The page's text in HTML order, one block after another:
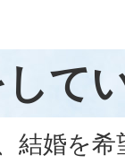
て
結婚を